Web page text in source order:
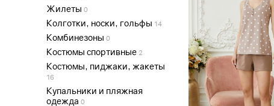
Жилеты 0
Колготки, носки, гольфы 14
Комбинезоны 0
Костюмы спортивные 2
Костюмы, пиджаки, жакеты
16
Купальники и пляжная
одежда 0